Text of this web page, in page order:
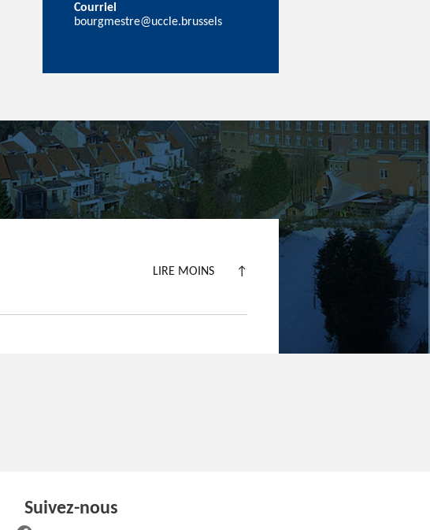
Courriel
bourgmestre@uccle.brussels
LIRE MOINS
↑
Suivez-nous